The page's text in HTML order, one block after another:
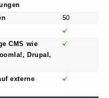
50
CMS wie
Drupal,
externe